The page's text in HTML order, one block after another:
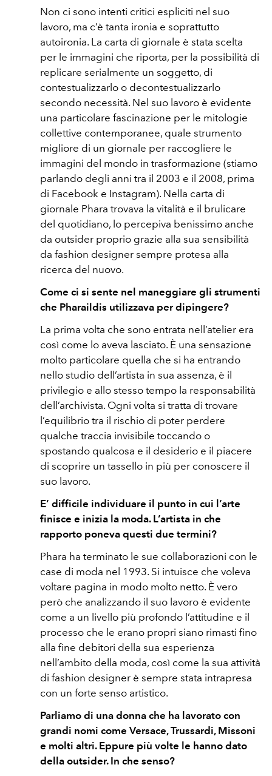
Non ci sono intenti critici espliciti nel suo
lavoro, ma c’è tanta ironia e soprattutto
autoironia. La carta di giornale è stata scelta
per le immagini che riporta, per la possibilità di
replicare serialmente un soggetto, di
contestualizzarlo o decontestualizzarlo
secondo necessità. Nel suo lavoro è evidente
una particolare fascinazione per le mitologie
collettive contemporanee, quale strumento
migliore di un giornale per raccogliere le
immagini del mondo in trasformazione (stiamo
parlando degli anni tra il 2003 e il 2008, prima
di Facebook e Instagram). Nella carta di
giornale Phara trovava la vitalità e il brulicare
del quotidiano, lo percepiva benissimo anche
da outsider proprio grazie alla sua sensibilità
da fashion designer sempre protesa alla
ricerca del nuovo.
Come ci si sente nel maneggiare gli strumenti
che Pharaildis utilizzava per dipingere?
La prima volta che sono entrata nell’atelier era
così come lo aveva lasciato. È una sensazione
molto particolare quella che si ha entrando
nello studio dell’artista in sua assenza, è il
privilegio e allo stesso tempo la responsabilità
dell’archivista. Ogni volta si tratta di trovare
l’equilibrio tra il rischio di poter perdere
qualche traccia invisibile toccando o
spostando qualcosa e il desiderio e il piacere
di scoprire un tassello in più per conoscere il
suo lavoro.
E’ difficile individuare il punto in cui l’arte
finisce e inizia la moda. L’artista in che
rapporto poneva questi due termini?
Phara ha terminato le sue collaborazioni con le
case di moda nel 1993. Si intuisce che voleva
voltare pagina in modo molto netto. È vero
però che analizzando il suo lavoro è evidente
come a un livello più profondo l’attitudine e il
processo che le erano propri siano rimasti fino
alla fine debitori della sua esperienza
nell’ambito della moda, così come la sua attività
di fashion designer è sempre stata intrapresa
con un forte senso artistico.
Parliamo di una donna che ha lavorato con
grandi nomi come Versace, Trussardi, Missoni
e molti altri. Eppure più volte le hanno dato
della outsider. In che senso?